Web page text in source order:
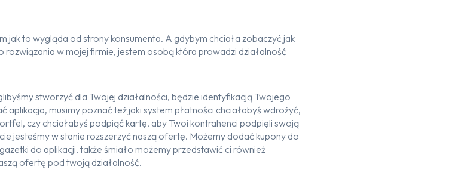
jak to wygląda od strony konsumenta. A gdybym chciała zobaczyć jak
w mojej firmie, jestem osobą która prowadzi działalność
stworzyć dla Twojej działalności, będzie identyfikacją Twojego
aplikacja, musimy poznać też jaki system płatności chciałabyś wdrożyć,
czy chciałabyś podpiąć kartę, aby Twoi kontrahenci podpięli swoją
jesteśmy w stanie rozszerzyć naszą ofertę. Możemy dodać kupony do
do aplikacji, także śmiało możemy przedstawić ci również
ofertę pod twoją działalność.